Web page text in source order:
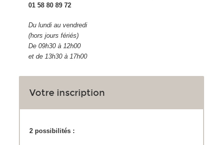
01 58 80 89 72
Du lundi au vendredi
(hors jours fériés)
De 09h30 à 12h00
et de 13h30 à 17h00
Votre inscription
2 possibilités :